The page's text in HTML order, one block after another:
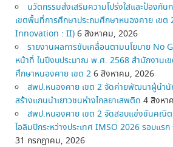
นวัตกรรมส่งเสริมความโปร่งใสและป้องกั
เขตพื้นที่การศึกษาประถมศึกษาหนองคาย เข
Innovation : II) 6 สิงหาคม, 2026
รายงานผลการขับเคลื่อนตามนโยบาย No
หน้าที่ ในปีงบประมาณ พ.ศ. 2568 สำนักงานเ
ศึกษาหนองคาย เขต 2 6 สิงหาคม, 2026
สพป.หนองคาย เขต 2 จัดค่ายพัฒนาผู้นำนั
สร้างแกนนำเยาวชนห่างไกลยาเสพติด 4 สิงหา
สพป.หนองคาย เขต 2 จัดสอบแข่งขันคณิต
โอลิมปิกระหว่างประเทศ IMSO 2026 รอบแร
31 กรกฎาคม, 2026